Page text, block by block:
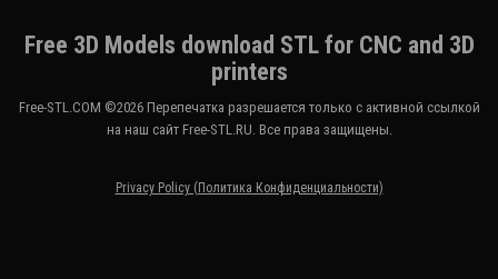
Free 3D Models download STL for CNC and 3D
printers
Free-STL.COM ©2026 Перепечатка разрешается только с активной ссылкой
на наш сайт Free-STL.RU. Все права защищены.
Privacy Policy (Политика Конфиденциальности)